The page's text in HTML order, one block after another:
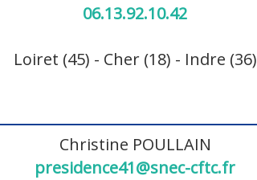
06.13.92.10.42
Loiret (45) - Cher (18) - Indre (36)
Christine POULLAIN
presidence41@snec-cftc.fr